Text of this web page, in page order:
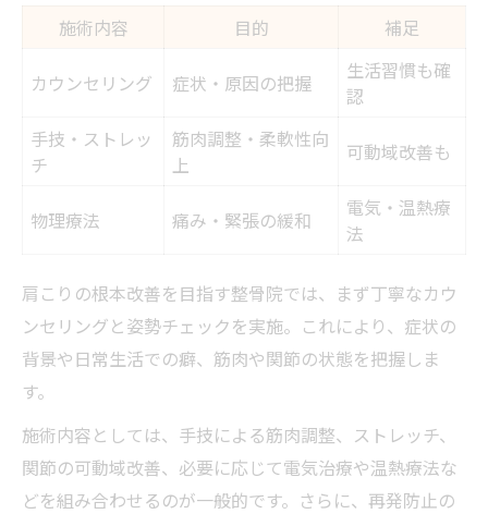
施術内容 目的 補足
カウンセリング 症状・原因の把握
生活習慣も確
認
手技・ストレッ
チ
筋肉調整・柔軟性向
上
可動域改善も
物理療法 痛み・緊張の緩和
電気・温熱療
法
肩こりの根本改善を目指す整骨院では、まず丁寧なカウ
ンセリングと姿勢チェックを実施。これにより、症状の
背景や日常生活での癖、筋肉や関節の状態を把握しま
す。
施術内容としては、手技による筋肉調整、ストレッチ、
関節の可動域改善、必要に応じて電気治療や温熱療法な
どを組み合わせるのが一般的です。さらに、再発防止の